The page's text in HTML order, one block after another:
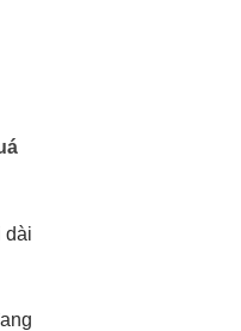
dài